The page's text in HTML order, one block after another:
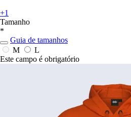
+1
Tamanho
*
Guia de tamanhos
M
L
Este campo é obrigatório